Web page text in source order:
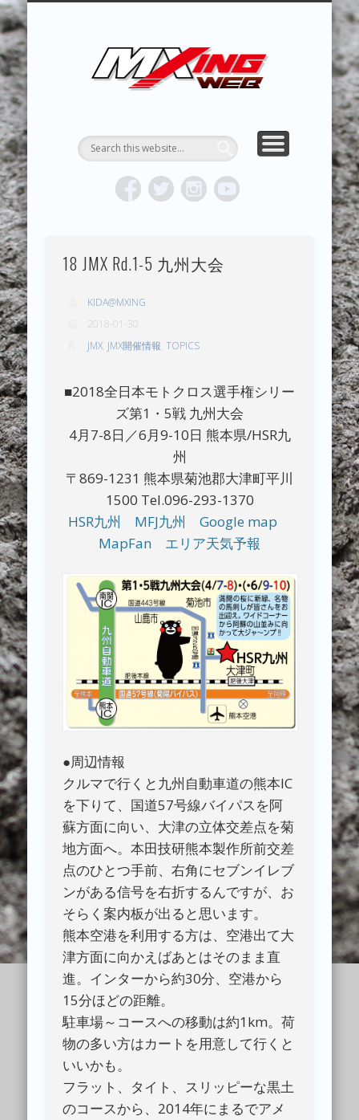
トク
HOME
TOPICS
ABOUT MX
RESULTS
REPORT
MXING & MXING＋PLUS
HYPER MXING
CONTACT
18 JMX Rd.1-5 九州大会
KIDA@MXING
2018-01-30
JMX, JMX開催情報,TOPICS
■2018全日本モトクロス選手権シリー
ズ第1・5戦 九州大会
4月7-8日／6月9-10日 熊本県/HSR九
州
〒869-1231 熊本県菊池郡大津町平川
1500 Tel.096-293-1370
HSR九州
MFJ九州
Google map
MapFan
エリア天気予報
●周辺情報
クルマで行くと九州自動車道の熊本IC
を下りて、国道57号線バイパスを阿
蘇方面に向い、大津の立体交差点を菊
地方面へ。本田技研熊本製作所前交差
点のひとつ手前、右角にセブンイレブ
ンがある信号を右折するんですが、お
そらく案内板が出ると思います。
熊本空港を利用する方は、空港出て大
津方面に向かえばあとはそのまま直
進。インターから約30分、空港から
15分ほどの距離。
駐車場～コースへの移動は約1km。荷
物の多い方はカートを用意して行くと
いいかも。
フラット、タイト、スリッピーな黒土
のコースから、2014年にまるでアメ